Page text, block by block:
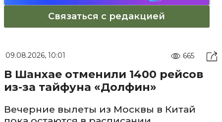
Связаться с редакцией
09.08.2026, 10:01 665
В Шанхае отменили 1400 рейсов
из-за тайфуна «Долфин»
Вечерние вылеты из Москвы в Китай